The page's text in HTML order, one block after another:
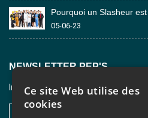
Pourquoi un Slasheur
05-06-23
NEWSLETTER PEP'S
Inscrivez-vous à la newsletter pour
Ce site Web utilise des
cookies